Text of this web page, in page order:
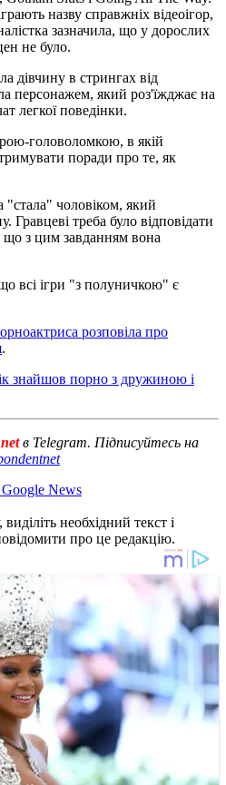
назву справжніх відеоігор,
зазначила, що у дорослих
не було.
дівчину в стрингах від
персонажем, який роз'їжджає на
легкої поведінки.
головоломкою, в якій
поради про те, як
"стала" чоловіком, який
Гравцеві треба було відповідати
що з цим завданням вона
всі ігри "з полуничкою" є
розповіла про
.
знайшов порно з дружиною і
в Telegram. Підписуйтесь на
News
необхідний текст і
про це редакцію.